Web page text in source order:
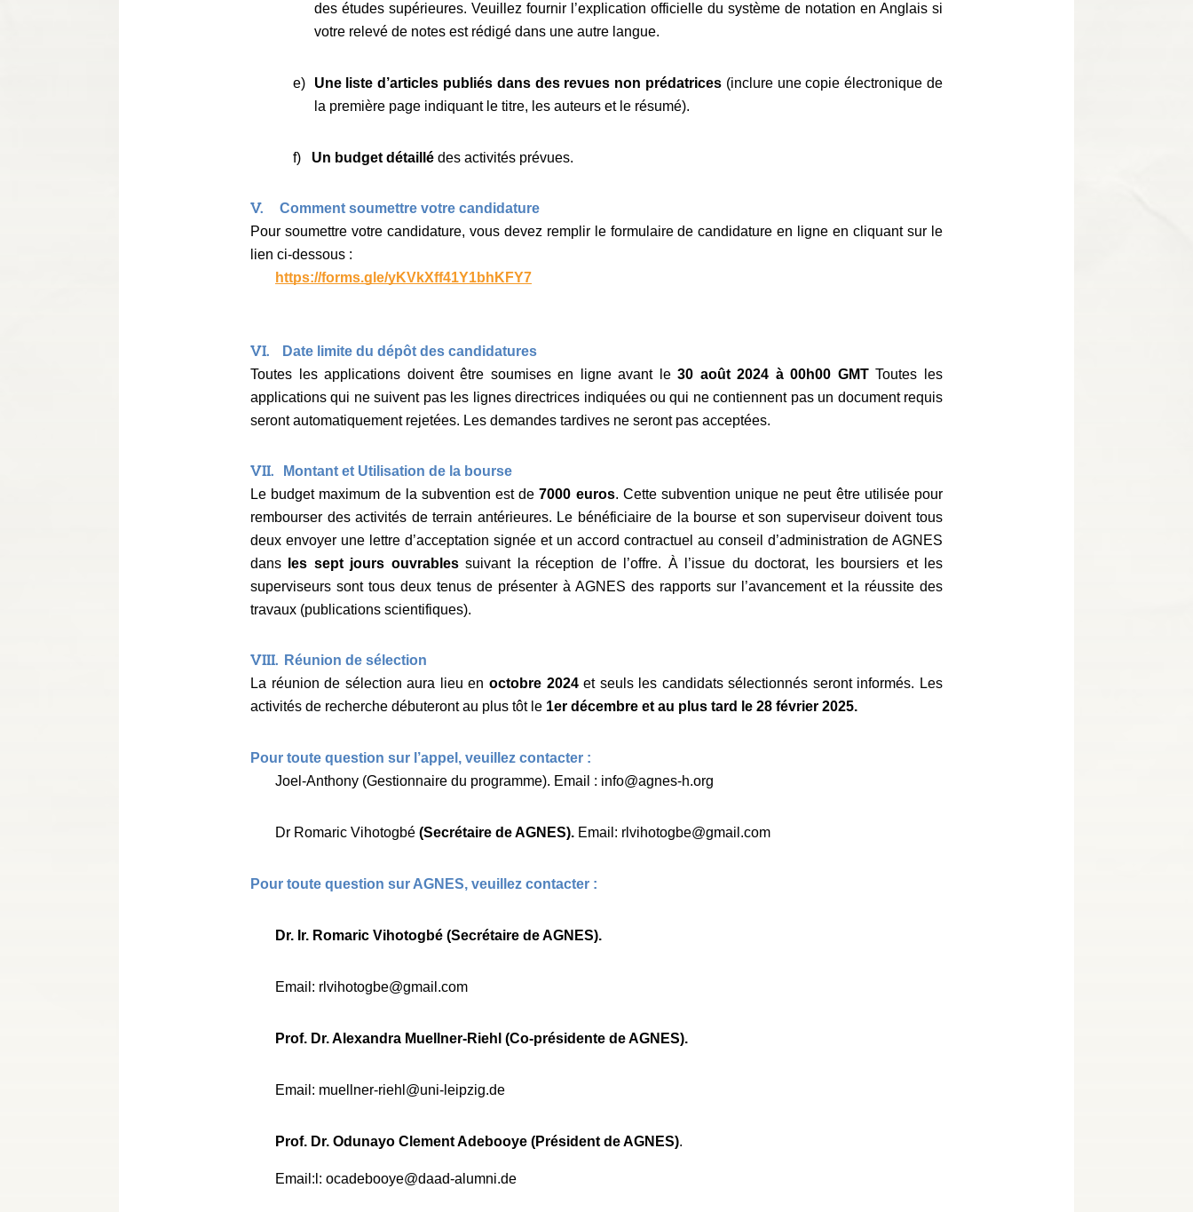
des études supérieures. Veuillez fournir l’explication officielle du système de notation en Anglais si
votre relevé de notes est rédigé dans une autre langue.
e) Une liste d’articles publiés dans des revues non prédatrices (inclure une copie électronique de
la première page indiquant le titre, les auteurs et le résumé).
f) Un budget détaillé des activités prévues.
V.
Comment soumettre votre candidature
Pour soumettre votre candidature, vous devez remplir le formulaire de candidature en ligne en cliquant sur le
lien ci-dessous :
https://forms.gle/yKVkXff41Y1bhKFY7
VI.
Date limite du dépôt des candidatures
Toutes les applications doivent être soumises en ligne avant le30 août 2024 à 00h00 GMTToutes les
applications qui ne suivent pas les lignes directrices indiquées ou qui ne contiennent pas un document requis
seront automatiquement rejetées. Les demandes tardives ne seront pas acceptées.
VII.
Montant et Utilisation de la bourse
Le budget maximum de la subvention est de7000 euros. Cette subvention unique ne peut être utilisée pour
rembourser des activités de terrain antérieures. Le bénéficiaire de la bourse et son superviseur doivent tous
deux envoyer une lettre d’acceptation signée et un accord contractuel au conseil d’administration de AGNES
dans les sept jours ouvrablessuivant la réception de l’offre. À l’issue du doctorat, les boursiers et les
superviseurs sont tous deux tenus de présenter à AGNES des rapports sur l’avancement et la réussite des
travaux (publications scientifiques).
VIII. Réunion de sélection
La réunion de sélection aura lieu en octobre 2024et seuls les candidats sélectionnés seront informés. Les
activités de recherche débuteront au plus tôt le 1er décembre et au plus tard le 28 février 2025.
Pour toute question sur l’appel, veuillez contacter :
Joel-Anthony (Gestionnaire du programme). Email : info@agnes-h.org
Dr Romaric Vihotogbé (Secrétaire de AGNES). Email: rlvihotogbe@gmail.com
Pour toute question sur AGNES, veuillez contacter :
Dr. Ir. Romaric Vihotogbé (Secrétaire de AGNES).
Email: rlvihotogbe@gmail.com
Prof. Dr. Alexandra Muellner-Riehl (Co-présidente de AGNES).
Email: muellner-riehl@uni-leipzig.de
Prof. Dr. Odunayo Clement Adebooye (Président de AGNES).
Email:l: ocadebooye@daad-alumni.de